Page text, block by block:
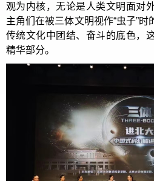
观为内核，无论是人类文明面对
主角们在被三体文明视作“虫子”
传统文化中团结、奋斗的底色，
精华部分。